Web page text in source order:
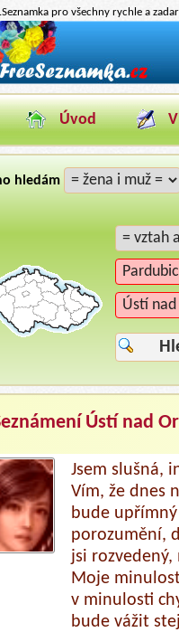
pro všechny rychle a
Úvod
hledám
Ústí nad
Jsem slušná,
Vím, že dnes
bude
porozumění,
jsi
Moje
v minulosti
bude vážit